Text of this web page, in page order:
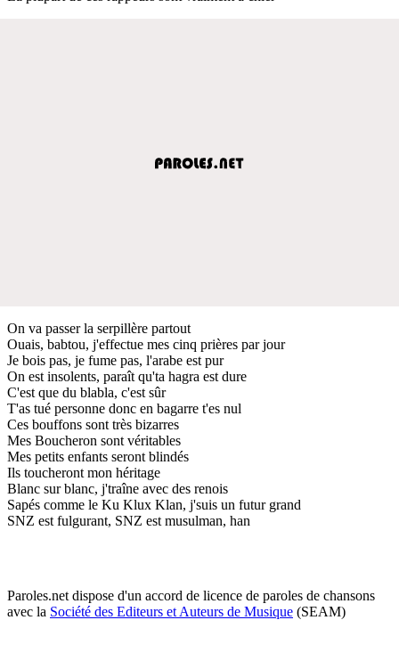
On va passer la serpillère partout
Ouais, babtou, j'effectue mes cinq prières par jour
Je bois pas, je fume pas, l'arabe est pur
On est insolents, paraît qu'ta hagra est dure
C'est que du blabla, c'est sûr
T'as tué personne donc en bagarre t'es nul
Ces bouffons sont très bizarres
Mes Boucheron sont véritables
Mes petits enfants seront blindés
Ils toucheront mon héritage
Blanc sur blanc, j'traîne avec des renois
Sapés comme le Ku Klux Klan, j'suis un futur grand
SNZ est fulgurant, SNZ est musulman, han
Paroles.net dispose d'un accord de licence de paroles de chansons
avec la Société des Editeurs et Auteurs de Musique (SEAM)